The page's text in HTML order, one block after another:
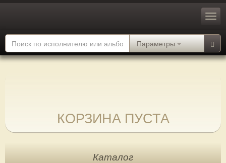
Параметры
КОРЗИНА ПУСТА
Каталог